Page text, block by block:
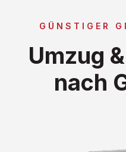
GÜNSTIGER
Umzug
nach